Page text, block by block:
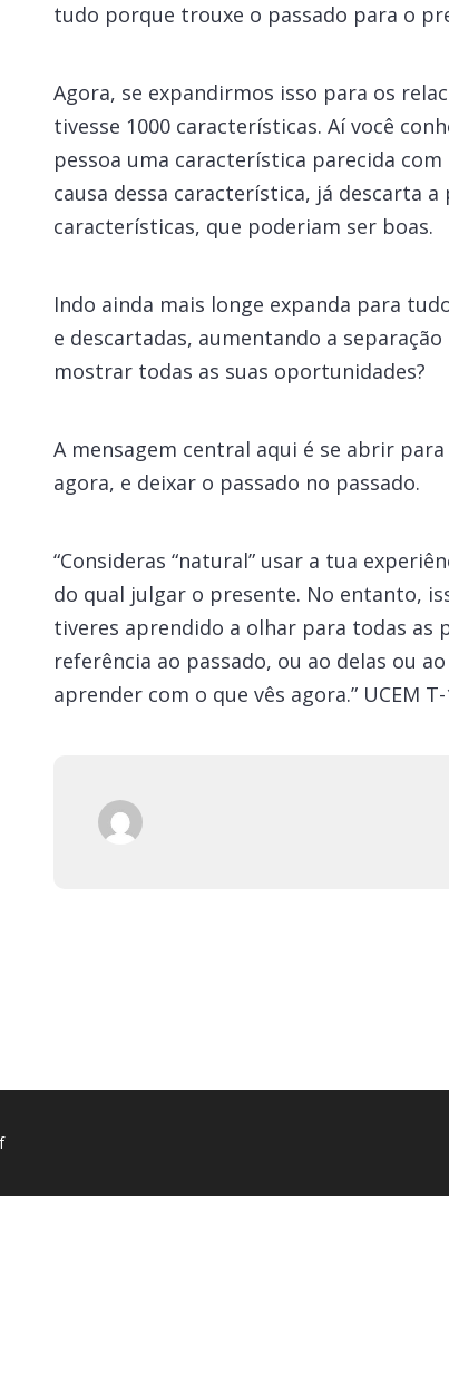
tudo porque trouxe o passado para o
Agora, se expandirmos isso para os
tivesse 1000 características. Aí você
pessoa uma característica parecida
causa dessa característica, já descarta
características, que poderiam ser boas.
Indo ainda mais longe expanda para
e descartadas, aumentando a
mostrar todas as suas oportunidades?
A mensagem central aqui é se abrir
agora, e deixar o passado no passado.
“Consideras “natural” usar a tua
do qual julgar o presente. No entanto,
tiveres aprendido a olhar para todas as
referência ao passado, ou ao delas ou
aprender com o que vês agora.” UCEM T-